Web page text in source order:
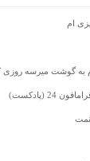
ام
به گوشت میرسه روزی
(پادکست)